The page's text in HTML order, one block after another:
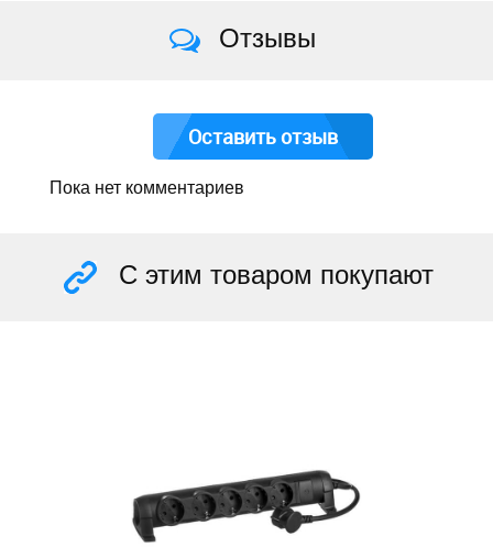
Отзывы
Оставить отзыв
Пока нет комментариев
С этим товаром покупают